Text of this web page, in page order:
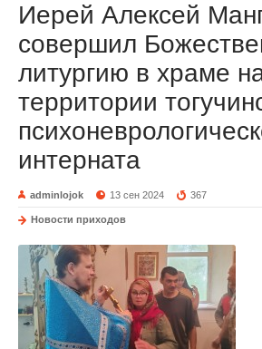
Иерей Алексей
совершил
литургию в храме
территории
интерната
adminlojok 13 сен 2024 367
Новости приходов